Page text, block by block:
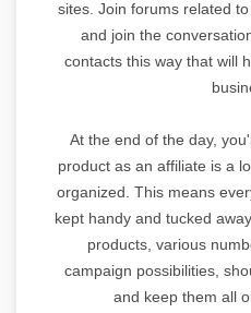
sites. Join forums related
and join the
contacts this way that will
At the end of the day,
product as an affiliate is a
organized. This means
kept handy and tucked
products, various
campaign possibilities,
and keep them all